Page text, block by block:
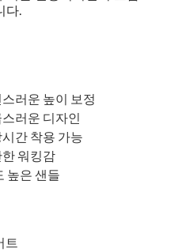
다.
러운 높이 보정
러운 디자인
간 착용 가능
워킹감
높은 샌들
트